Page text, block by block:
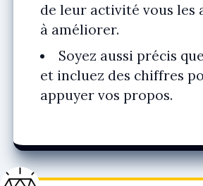
de leur activité vous les
à améliorer.
Soyez aussi précis
et incluez des chiffres
appuyer vos propos.